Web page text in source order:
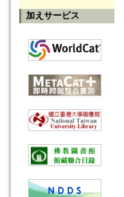
加えサービス